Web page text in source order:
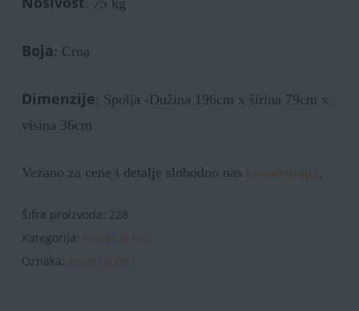
: 75 kg
Boja : Crna
Dimenzije: Spolja -Dužina 196cm x širina 79cm x
visina 36cm
Vezano za cene i detalje slobodno nas kontaktirajte.
Šifra proizvoda: 228
Kategorija: Krovni koferi
Oznaka: krovni koferi